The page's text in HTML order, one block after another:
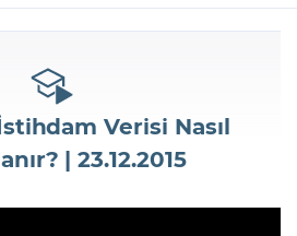
İstihdam Verisi Nasıl
| 23.12.2015